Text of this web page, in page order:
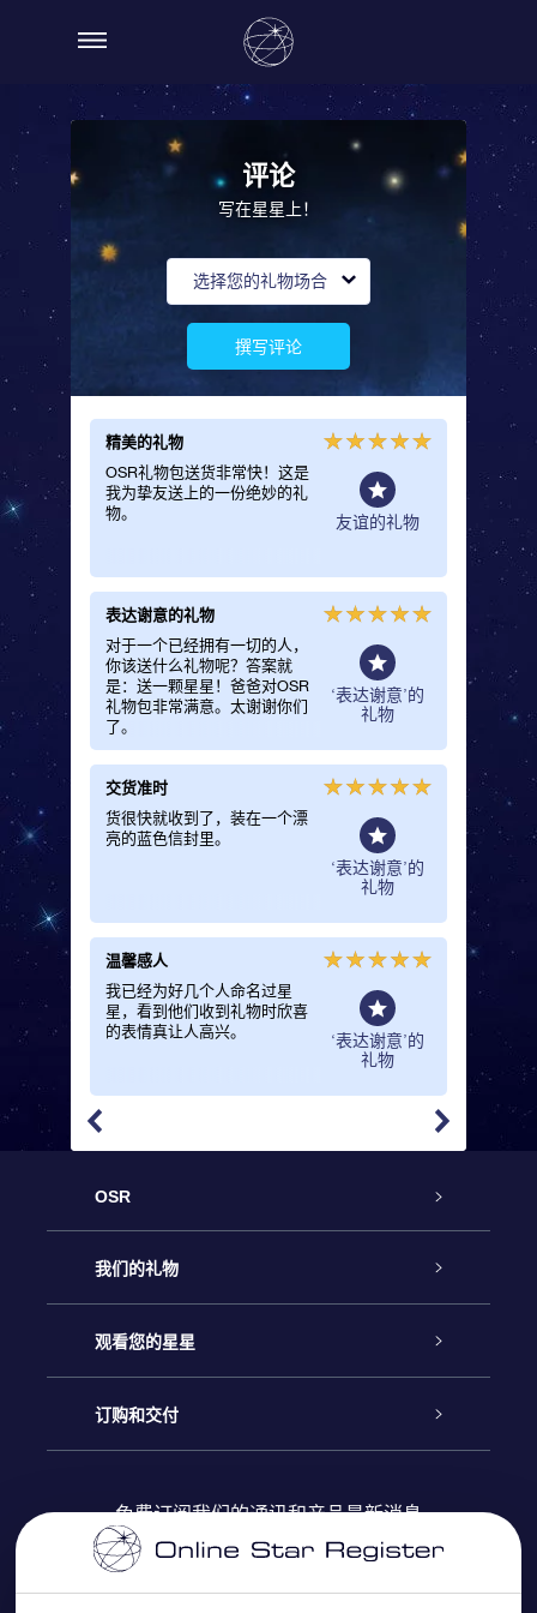
评论
写在星星上！
选择您的礼物场合
撰写评论
物
精美的礼物
OSR礼物包送货非常快！这是
我为挚友送上的一份绝妙的礼
物。
友谊的礼物
表达谢意的礼物
对于一个已经拥有一切的人，
你该送什么礼物呢？答案就
是：送一颗星星！爸爸对OSR
礼物包非常满意。太谢谢你们
了。
‘表达谢意’的
礼物
交货准时
货很快就收到了，装在一个漂
亮的蓝色信封里。
‘表达谢意’的
礼物
温馨感人
我已经为好几个人命名过星
星，看到他们收到礼物时欣喜
的表情真让人高兴。
‘表达谢意’的
礼物
值得等
这是一
物！交
物。她
对服务
我对服
包发货
一份令
精美的
OSR
客户服务
联系我们
博客
评论
我们的礼物
Online Star礼物
OSR 礼物包
OSR 礼物卡
观看您的星星
Online Star Register
个性化的Star Page
订购和交付
付款信息
免费订阅我们的通讯和产品最新消息